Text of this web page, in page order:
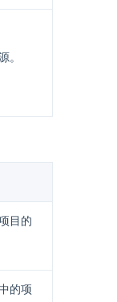
。
目的
的项